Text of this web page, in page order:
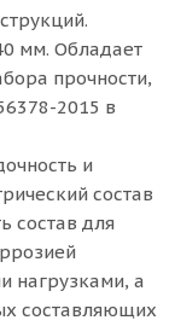
мм. Обладает
прочности,
2015 в
и
состав
состав для
нагрузками, а
составляющих